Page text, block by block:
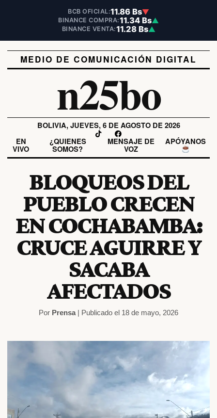
BCB OFICIAL:11.86 Bs▼
BINANCE COMPRA:11.34 Bs▲
BINANCE VENTA:11.28 Bs▲
MEDIO DE COMUNICACIÓN DIGITAL
n25bo
BOLIVIA, JUEVES, 6 DE AGOSTO DE 2026
EN
VIVO
¿QUIENES
SOMOS?
MENSAJE DE
VOZ
APÓYANOS
BLOQUEOS DEL
PUEBLO CRECEN
EN COCHABAMBA:
CRUCE AGUIRRE Y
SACABA
AFECTADOS
Por Prensa| Publicado el 18 de mayo, 2026